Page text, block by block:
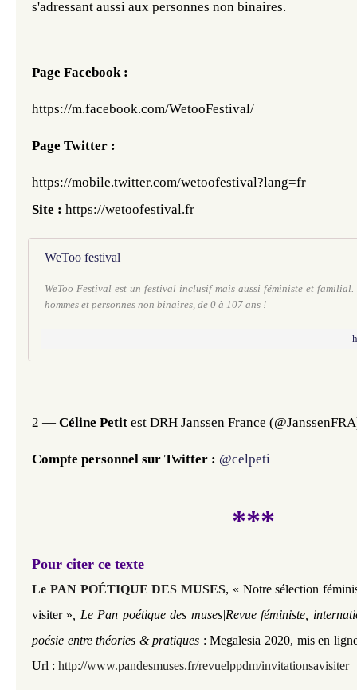
s'adressant aussi aux personnes non binaires.
Page Facebook :
https://m.facebook.com/WetooFestival/
Page Twitter :
https://mobile.twitter.com/wetoofestival?lang=fr
Site : https://wetoofestival.fr
WeToo festival
WeToo Festival est un festival inclusif mais aussi féministe et familial.
hommes et personnes non binaires, de 0 à 107 ans !
2 — Céline Petit est DRH Janssen France
Compte personnel sur Twitter : @celpeti
***
Pour citer ce texte
Le PAN POÉTIQUE DES MUSES, « Notre sélection
visiter » , Le Pan poétique des muses|Revue féministe,
poésie entre théories & pratiques : Megalesia 2020, mis en
Url : http://www.pandesmuses.fr/revuelppdm/invitationsavisiter